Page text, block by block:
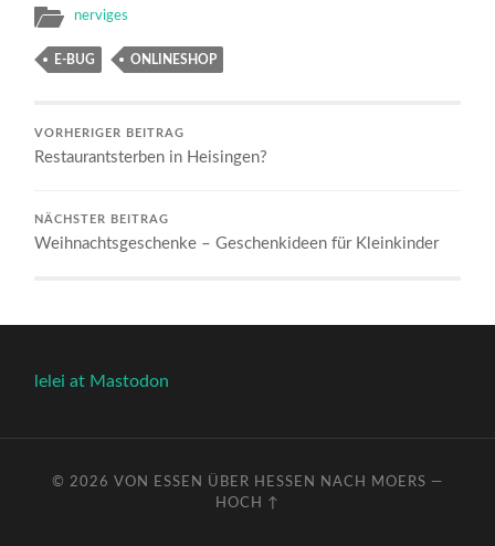
nerviges
E-BUG ONLINESHOP
VORHERIGER BEITRAG
Restaurantsterben in Heisingen?
NÄCHSTER BEITRAG
Weihnachtsgeschenke – Geschenkideen für Kleinkinder
lelei at Mastodon
© 2026 VON ESSEN ÜBER HESSEN NACH MOERS —
HOCH ↑